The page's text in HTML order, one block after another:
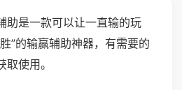
助是一款可以让一直输的玩
”的输赢辅助神器，有需要的
使用。